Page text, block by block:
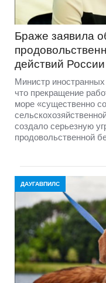
Браже заявила
действий России
Министр
что прекращение
море «существенно
создало серьезную
продовольственной
ДАУГАВПИЛС